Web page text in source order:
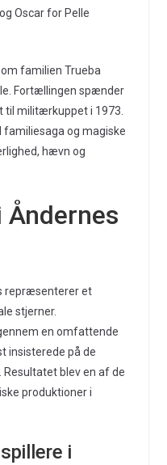
Oscar for Pelle
familien Trueba
Fortællingen spænder
til militærkuppet i 1973.
familiesaga og magiske
hævn og
Åndernes
repræsenterer et
stjerner.
en omfattende
insisterede på de
Resultatet blev en af de
produktioner i
i